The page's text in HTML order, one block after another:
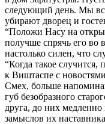
следующий день. Мы
убирают дворец и
“Положи Насу на
получше спрячь его во
настолько силен, что
“Когда такое случится,
к Виштаспе с
Смех, больше
губ безобразного
друга, до них медленно
замыслов их